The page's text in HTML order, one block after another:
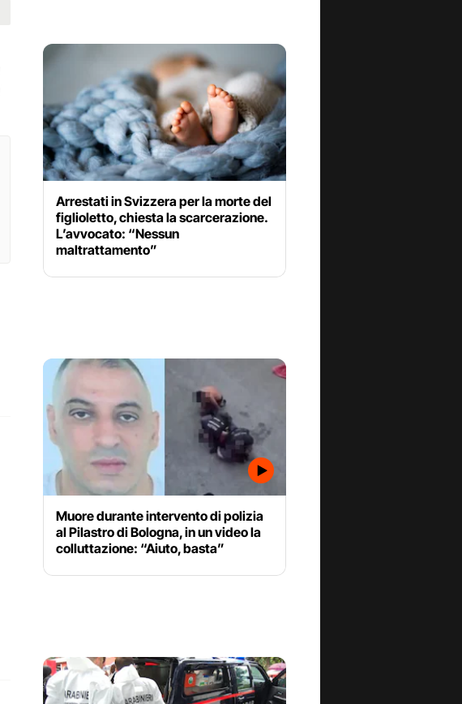
Arrestati in Svizzera per la morte del
figlioletto, chiesta la scarcerazione.
L’avvocato: “Nessun
maltrattamento”
Muore durante intervento di polizia
al Pilastro di Bologna, in un video la
colluttazione: “Aiuto, basta”